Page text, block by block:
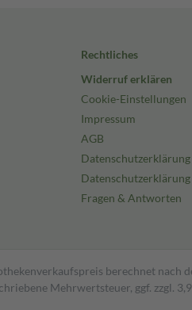
Rechtliches
Widerruf erklären
Cookie-Einstellungen
Impressum
AGB
Datenschutzerklärung
Fragen & Antworten
berechnet nach
Mehrwertsteuer, ggf. zzgl.